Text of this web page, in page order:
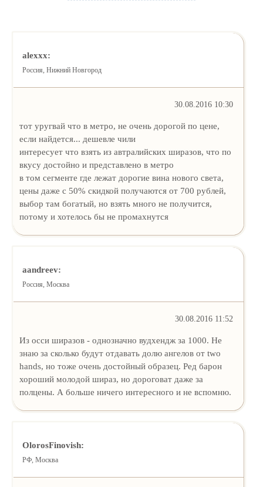
alexxx:
Россия, Нижний Новгород
30.08.2016 10:30
тот уругвай что в метро, не очень дорогой по цене,
если найдется... дешевле чили
интересует что взять из автралийских ширазов, что по
вкусу достойно и представлено в метро
в том сегменте где лежат дорогие вина нового света,
цены даже с 50% скидкой получаются от 700 рублей,
выбор там богатый, но взять много не получится,
потому и хотелось бы не промахнутся
aandreev:
Россия, Москва
30.08.2016 11:52
Из осси ширазов - однозначно вудхендж за 1000. Не
знаю за сколько будут отдавать долю ангелов от two
hands, но тоже очень достойный образец. Ред барон
хороший молодой шираз, но дороговат даже за
полцены. А больше ничего интересного и не вспомню.
OlorosFinovish:
РФ, Москва